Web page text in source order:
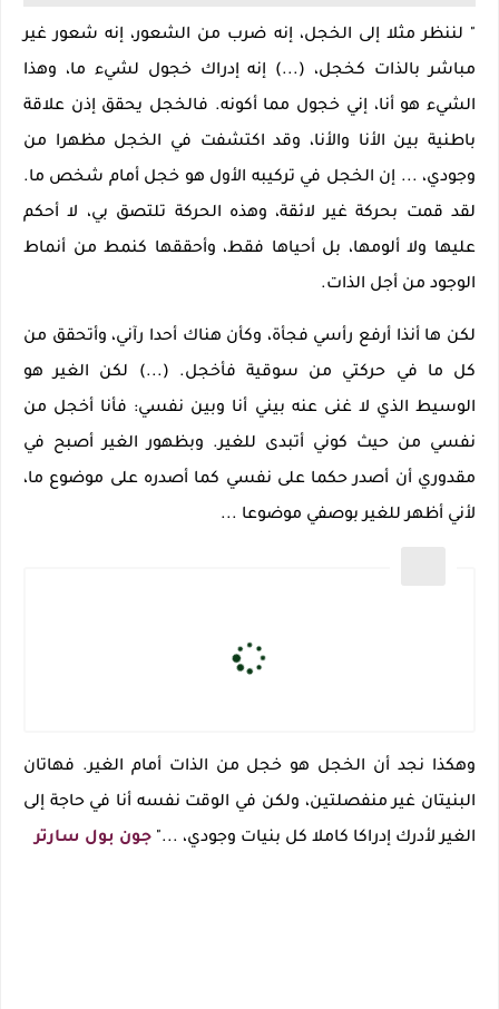
" لننظر مثلا إلى الخجل، إنه ضرب من الشعور، إنه شعور غير
مباشر بالذات كخجل، (...) إنه إدراك خجول لشيء ما، وهذا
الشيء هو أنا، إني خجول مما أكونه. فالخجل يحقق إذن علاقة
باطنية بين الأنا والأنا، وقد اكتشفت في الخجل مظهرا من
وجودي، ... إن الخجل في تركيبه الأول هو خجل أمام شخص ما.
لقد قمت بحركة غير لائقة، وهذه الحركة تلتصق بي، لا أحكم
عليها ولا ألومها، بل أحياها فقط، وأحققها كنمط من أنماط
الوجود من أجل الذات.
لكن ها أنذا أرفع رأسي فجأة، وكأن هناك أحدا رآني، وأتحقق من
كل ما في حركتي من سوقية فأخجل. (...) لكن الغير هو
الوسيط الذي لا غنى عنه بيني أنا وبين نفسي: فأنا أخجل من
نفسي من حيث كوني أتبدى للغير. وبظهور الغير أصبح في
مقدوري أن أصدر حكما على نفسي كما أصدره على موضوع ما،
لأني أظهر للغير بوصفي موضوعا ...
وهكذا نجد أن الخجل هو خجل من الذات أمام الغير. فهاتان
البنيتان غير منفصلتين، ولكن في الوقت نفسه أنا في حاجة إلى
الغير لأدرك إدراكا كاملا كل بنيات وجودي، ..." جون بول سارتر